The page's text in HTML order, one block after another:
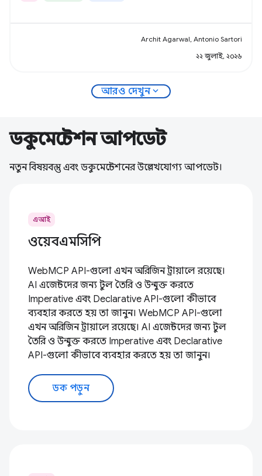
Archit Agarwal, Antonio Sartori
২২ জুলাই, ২০২৬
আরও দেখুনexpand_more
ডকুমেন্টেশন আপডেট
নতুন বিষয়বস্তু এবং ডকুমেন্টেশনের উল্লেখযোগ্য আপডেট।
এআই
ওয়েবএমসিপি
WebMCP API-গুলো এখন অরিজিন ট্রায়ালে রয়েছে।
AI এজেন্টদের জন্য টুল তৈরি ও উন্মুক্ত করতে
Imperative এবং Declarative API-গুলো কীভাবে
ব্যবহার করতে হয় তা জানুন। WebMCP API-গুলো
এখন অরিজিন ট্রায়ালে রয়েছে। AI এজেন্টদের জন্য টুল
তৈরি ও উন্মুক্ত করতে Imperative এবং Declarative
API-গুলো কীভাবে ব্যবহার করতে হয় তা জানুন।
ডক পড়ুন